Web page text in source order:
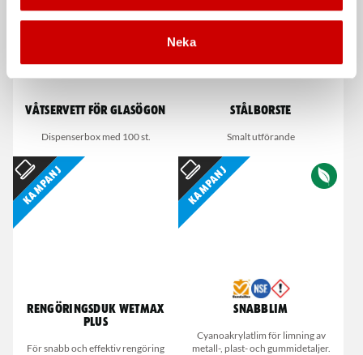
Neka
Våtservett för glasögon
Dispenserbox med 100 st.
Stålborste
Smalt utförande
Kampanj
Rengöringsduk Wetmax
Plus
För snabb och effektiv rengöring
Kampanj
Snabblim
Cyanoakrylatlim för limning av
metall-, plast- och gummidetaljer.